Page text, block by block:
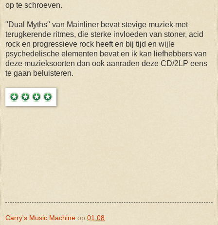
op te schroeven.
"Dual Myths" van Mainliner bevat stevige muziek met
terugkerende ritmes, die sterke invloeden van stoner, acid
rock en progressieve rock heeft en bij tijd en wijle
psychedelische elementen bevat en ik kan liefhebbers van
deze muzieksoorten dan ook aanraden deze CD/2LP eens
te gaan beluisteren.
Carry's Music Machine op 01:08